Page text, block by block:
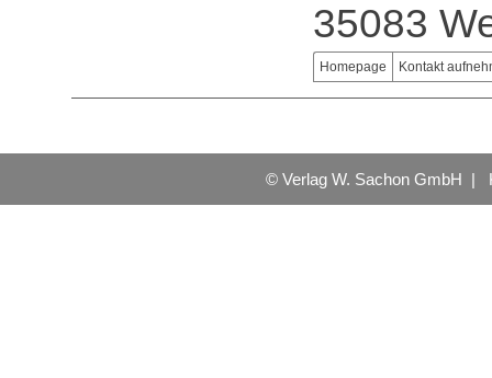
35083
Homepage Kontakt
© Verlag W. Sachon GmbH |